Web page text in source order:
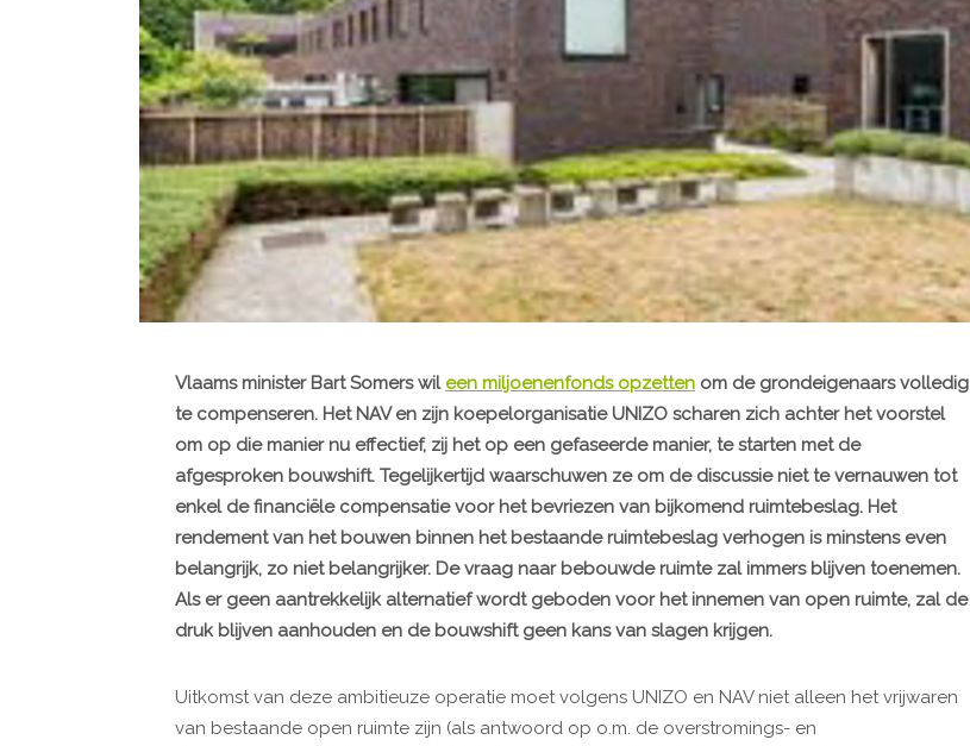
Vlaams minister Bart Somers wil een miljoenenfonds opzetten om de grondeigenaars volledig
te compenseren. Het NAV en zijn koepelorganisatie UNIZO scharen zich achter het voorstel
om op die manier nu effectief, zij het op een gefaseerde manier, te starten met de
afgesproken bouwshift. Tegelijkertijd waarschuwen ze om de discussie niet te vernauwen tot
enkel de financiële compensatie voor het bevriezen van bijkomend ruimtebeslag. Het
rendement van het bouwen binnen het bestaande ruimtebeslag verhogen is minstens even
belangrijk, zo niet belangrijker. De vraag naar bebouwde ruimte zal immers blijven toenemen.
Als er geen aantrekkelijk alternatief wordt geboden voor het innemen van open ruimte, zal de
druk blijven aanhouden en de bouwshift geen kans van slagen krijgen.
Uitkomst van deze ambitieuze operatie moet volgens UNIZO en NAV niet alleen het vrijwaren
van bestaande open ruimte zijn (als antwoord op o.m. de overstromings- en